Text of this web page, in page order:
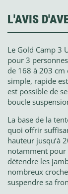
L'AVIS
Le Gold Camp 3
pour 3
de 168 à 203
simple, rapide
est possible de
boucle
La base de la
quoi offrir
hauteur jusqu’à
notamment pour
détendre les
nombreux
suspendre sa